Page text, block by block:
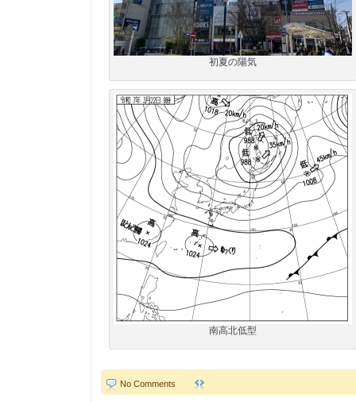
初夏の陽気
南高北低型
No Comments